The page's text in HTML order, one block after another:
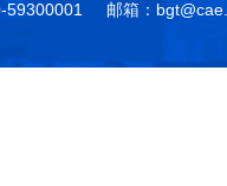
59300001 邮箱：